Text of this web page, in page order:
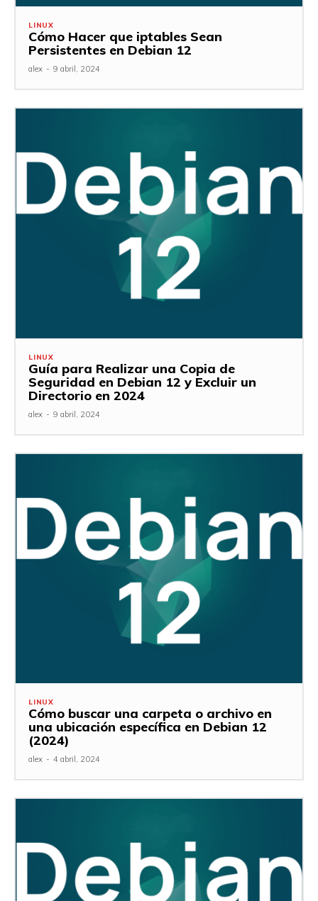
LINUX
Cómo Hacer que iptables Sean
Persistentes en Debian 12
alex - 9 abril, 2024
LINUX
Guía para Realizar una Copia de
Seguridad en Debian 12 y Excluir un
Directorio en 2024
alex - 9 abril, 2024
LINUX
Cómo buscar una carpeta o archivo en
una ubicación específica en Debian 12
(2024)
alex - 4 abril, 2024